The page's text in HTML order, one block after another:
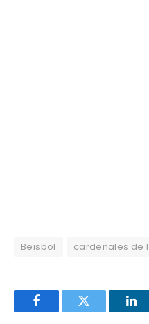
Beisbol cardenales de
FacebookTwitter